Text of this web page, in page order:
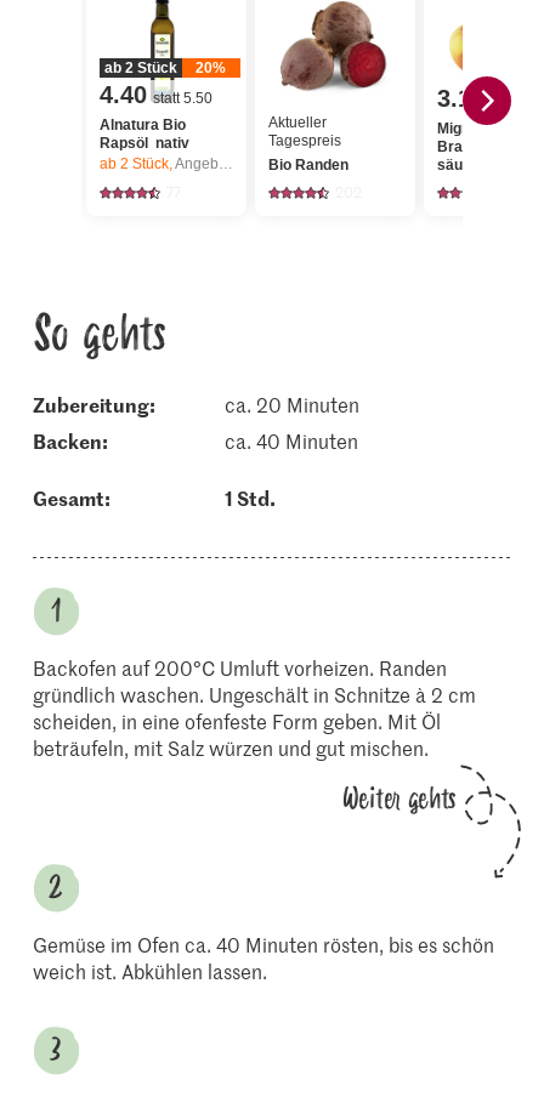
ab 2 Stück 20%
4.40 statt 5.50
Alnatura Bio
Rapsöl nativ
ab 2 Stück,Angebot gilt nur vom 6.8. bis 12.8.2026, solange Vorrat.
Aktueller
Tagespreis
Bio Randen
3.10
Migros Äpfel
Braeburn süss-
säuerlich
So gehts
Zubereitung:
ca. 20 Minuten
backen:
ca. 40 Minuten
Gesamt: 1 Std.
Backofen auf 200°C Umluft vorheizen. Randen
gründlich waschen. Ungeschält in Schnitze à 2 cm
scheiden, in eine ofenfeste Form geben. Mit Öl
beträufeln, mit Salz würzen und gut mischen.
Weiter gehts
Gemüse im Ofen ca. 40 Minuten rösten, bis es schön
weich ist. Abkühlen lassen.